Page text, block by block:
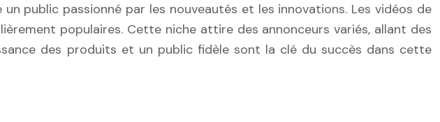
public passionné par les nouveautés et les innovations. Les vidéos de
populaires. Cette niche attire des annonceurs variés, allant des
des produits et un public fidèle sont la clé du succès dans cette